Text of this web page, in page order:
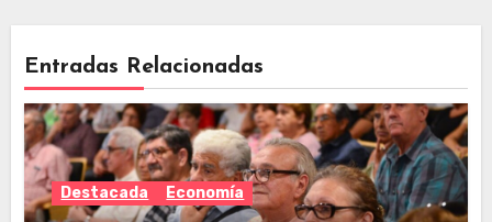
Entradas Relacionadas
Destacada Economía